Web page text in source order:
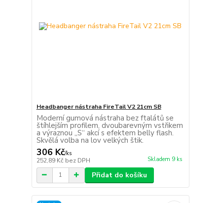
Headbanger nástraha FireTail V2 21cm SB
Moderní gumová nástraha bez ftalátů se
štíhlejším profilem, dvoubarevným vstřikem
a výraznou „S“ akcí s efektem belly flash.
Skvělá volba na lov velkých štik.
306 Kč/ks
252,89 Kč bez DPH Skladem 9 ks
Přidat do košíku